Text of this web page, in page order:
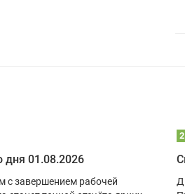
дня 01.08.2026
с завершением рабочей